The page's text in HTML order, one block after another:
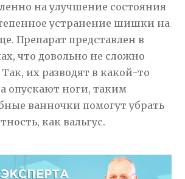
на улучшение состояния
устранение шишки на
Препарат представлен в
что довольно не сложно
Так, их разводят в какой-то
опускают ноги, таким
ванночки помогут убрать
как вальгус.